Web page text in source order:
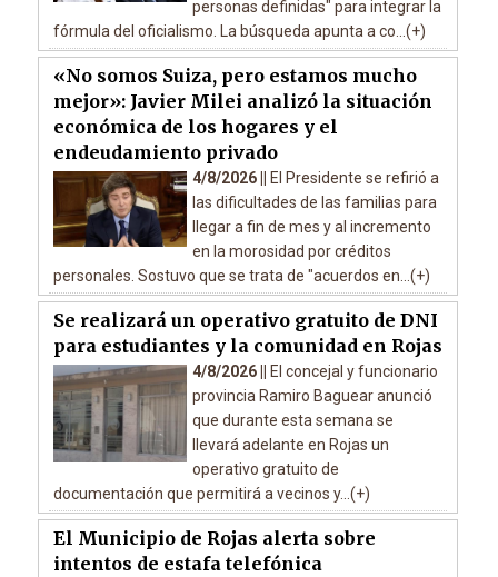
personas definidas" para integrar la
fórmula del oficialismo. La búsqueda apunta a co...(+)
«No somos Suiza, pero estamos mucho
mejor»: Javier Milei analizó la situación
económica de los hogares y el
endeudamiento privado
4/8/2026 ||
El Presidente se refirió a
las dificultades de las familias para
llegar a fin de mes y al incremento
en la morosidad por créditos
personales. Sostuvo que se trata de "acuerdos en...(+)
Se realizará un operativo gratuito de DNI
para estudiantes y la comunidad en Rojas
4/8/2026 ||
El concejal y funcionario
provincia Ramiro Baguear anunció
que durante esta semana se
llevará adelante en Rojas un
operativo gratuito de
documentación que permitirá a vecinos y...(+)
El Municipio de Rojas alerta sobre
intentos de estafa telefónica